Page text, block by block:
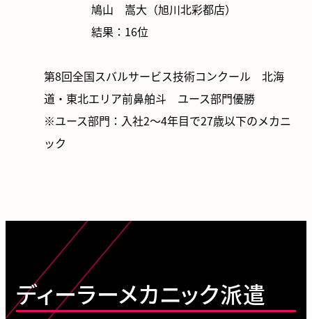
鳩山 嵩大（旭川北彩都店）
結果：16位
第8回全国スバルサービス技術コンクール 北海
道・東北エリア前鼻舶斗 ユース部門優勝
※ユース部門：入社2～4年目で27歳以下のメカニ
ック
ディーラーメカニック派遣